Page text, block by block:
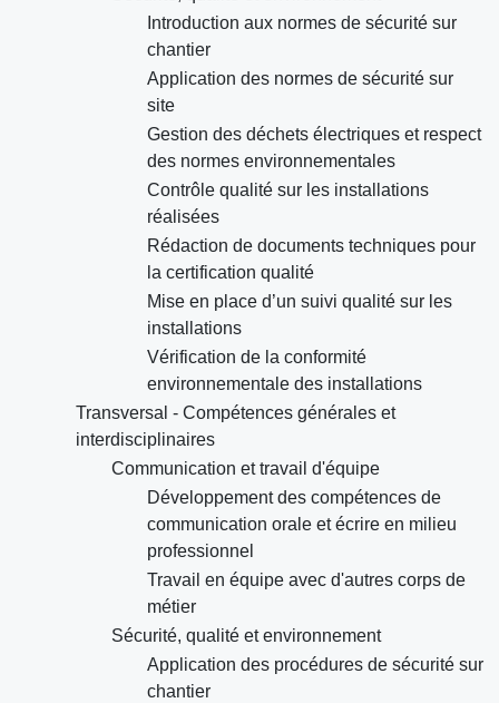
Introduction aux normes de sécurité sur
chantier
Application des normes de sécurité sur
site
Gestion des déchets électriques et respect
des normes environnementales
Contrôle qualité sur les installations
réalisées
Rédaction de documents techniques pour
la certification qualité
Mise en place d’un suivi qualité sur les
installations
Vérification de la conformité
environnementale des installations
Transversal - Compétences générales et
interdisciplinaires
Communication et travail d'équipe
Développement des compétences de
communication orale et écrire en milieu
professionnel
Travail en équipe avec d'autres corps de
métier
Sécurité, qualité et environnement
Application des procédures de sécurité sur
chantier